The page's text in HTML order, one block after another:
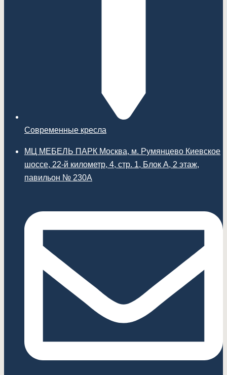
Современные кресла
МЦ МЕБЕЛЬ ПАРК Москва, м. Румянцево Киевское
шоссе, 22-й километр, 4, стр. 1, Блок А, 2 этаж,
павильон № 230А